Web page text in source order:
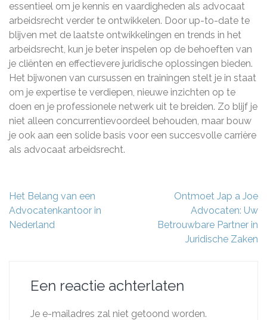
essentieel om je kennis en vaardigheden als advocaat
arbeidsrecht verder te ontwikkelen. Door up-to-date te
blijven met de laatste ontwikkelingen en trends in het
arbeidsrecht, kun je beter inspelen op de behoeften van
je cliënten en effectievere juridische oplossingen bieden.
Het bijwonen van cursussen en trainingen stelt je in staat
om je expertise te verdiepen, nieuwe inzichten op te
doen en je professionele netwerk uit te breiden. Zo blijf je
niet alleen concurrentievoordeel behouden, maar bouw
je ook aan een solide basis voor een succesvolle carrière
als advocaat arbeidsrecht.
Berichtnavigatie
Het Belang van een
Advocatenkantoor in
Nederland
Ontmoet Jap a Joe
Advocaten: Uw
Betrouwbare Partner in
Juridische Zaken
Een reactie achterlaten
Je e-mailadres zal niet getoond worden.